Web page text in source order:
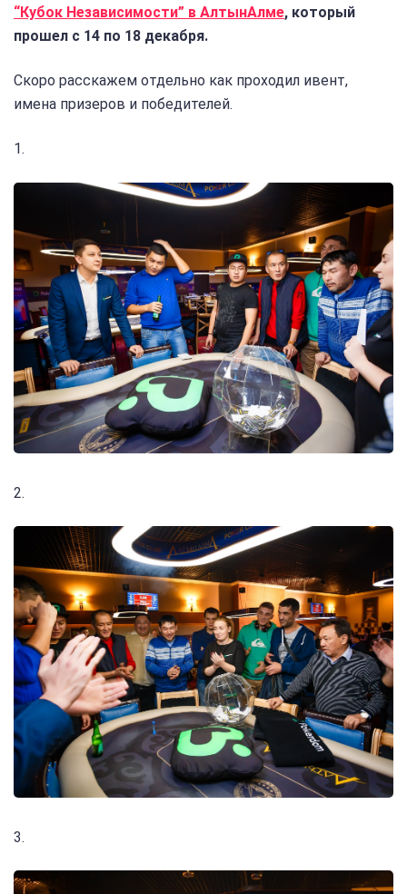
“Кубок Независимости” в АлтынАлме, который
прошел с 14 по 18 декабря.
Скоро расскажем отдельно как проходил ивент,
имена призеров и победителей.
1.
2.
3.